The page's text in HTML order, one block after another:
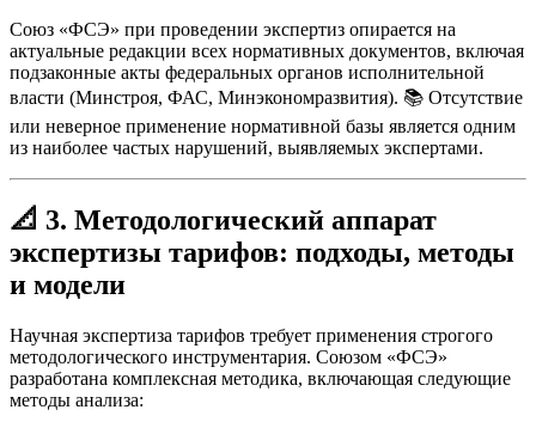
Союз «ФСЭ» при проведении экспертиз опирается на
актуальные редакции всех нормативных документов, включая
подзаконные акты федеральных органов исполнительной
власти (Минстроя, ФАС, Минэкономразвития). 📚 Отсутствие
или неверное применение нормативной базы является одним
из наиболее частых нарушений, выявляемых экспертами.
📐 3. Методологический аппарат
экспертизы тарифов: подходы, методы
и модели
Научная экспертиза тарифов требует применения строгого
методологического инструментария. Союзом «ФСЭ»
разработана комплексная методика, включающая следующие
методы анализа: